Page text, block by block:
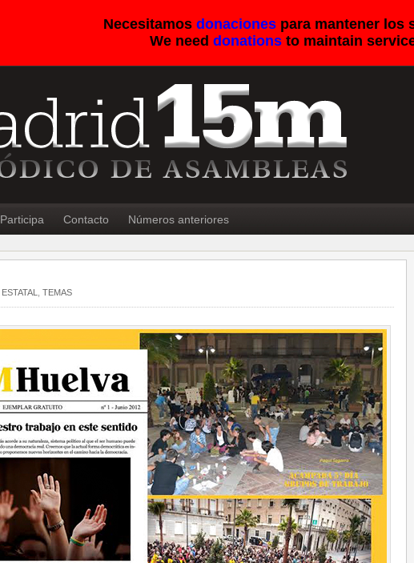
Necesitamos donacionespara mantener los
We need donationsto maintain
Participa Contacto Números anteriores
ESTATAL TEMAS